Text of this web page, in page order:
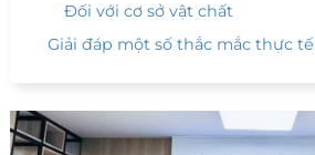
Đối với cơ sở vật chất
Giải đáp một số thắc mắc thực tế